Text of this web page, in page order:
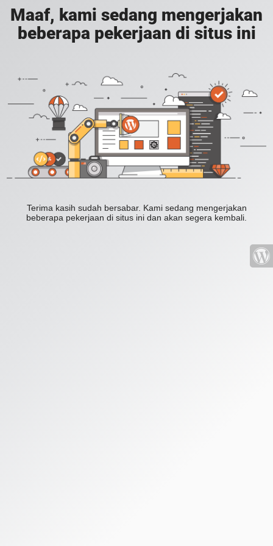
Maaf, kami sedang mengerjakan
beberapa pekerjaan di situs ini
Terima kasih sudah bersabar. Kami sedang mengerjakan
beberapa pekerjaan di situs ini dan akan segera kembali.